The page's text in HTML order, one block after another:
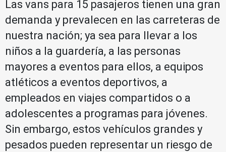
Las vans para 15 pasajeros tienen una gran
demanda y prevalecen en las carreteras de
nuestra nación; ya sea para llevar a los
niños a la guardería, a las personas
mayores a eventos para ellos, a equipos
atléticos a eventos deportivos, a
empleados en viajes compartidos o a
adolescentes a programas para jóvenes.
Sin embargo, estos vehículos grandes y
pesados pueden representar un riesgo de